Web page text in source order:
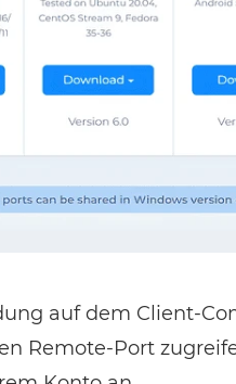
auf dem Client-
Remote-Port